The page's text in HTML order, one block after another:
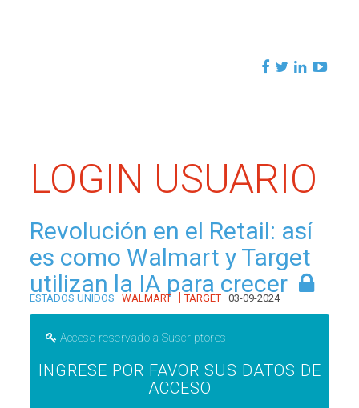
LOGIN USUARIO
Revolución en el Retail: así
es como Walmart y Target
utilizan la IA para crecer
ESTADOS UNIDOS WALMART |TARGET 03-09-2024
Acceso reservado a Suscriptores
INGRESE POR FAVOR SUS DATOS DE
ACCESO